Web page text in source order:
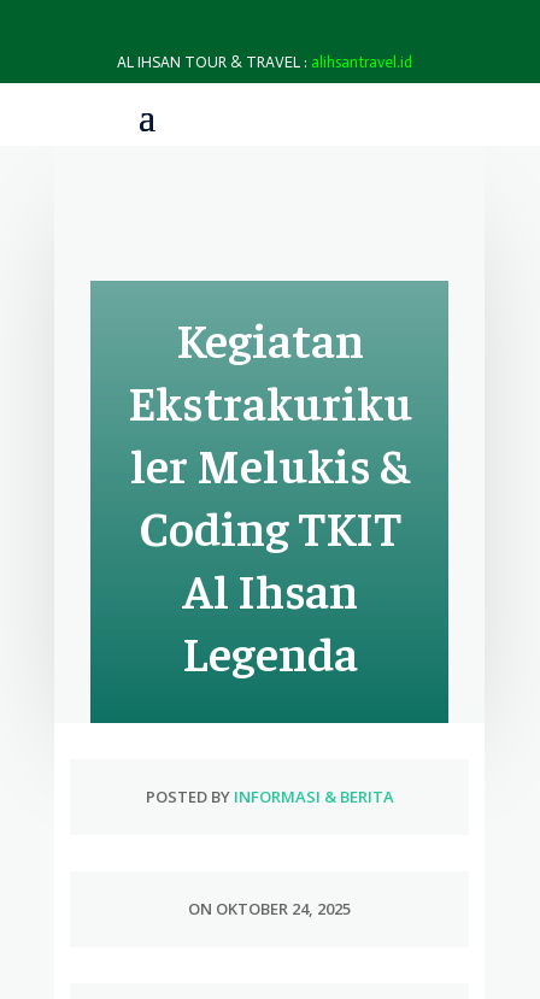
AL IHSAN TOUR & TRAVEL : alihsantravel.id
Kegiatan
Ekstrakuriku
ler Melukis &
Coding TKIT
Al Ihsan
Legenda
POSTED BY INFORMASI & BERITA
ON OKTOBER 24, 2025